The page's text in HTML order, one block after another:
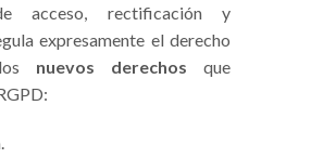
acceso, rectificación y
expresamente el derecho
nuevos derechos que